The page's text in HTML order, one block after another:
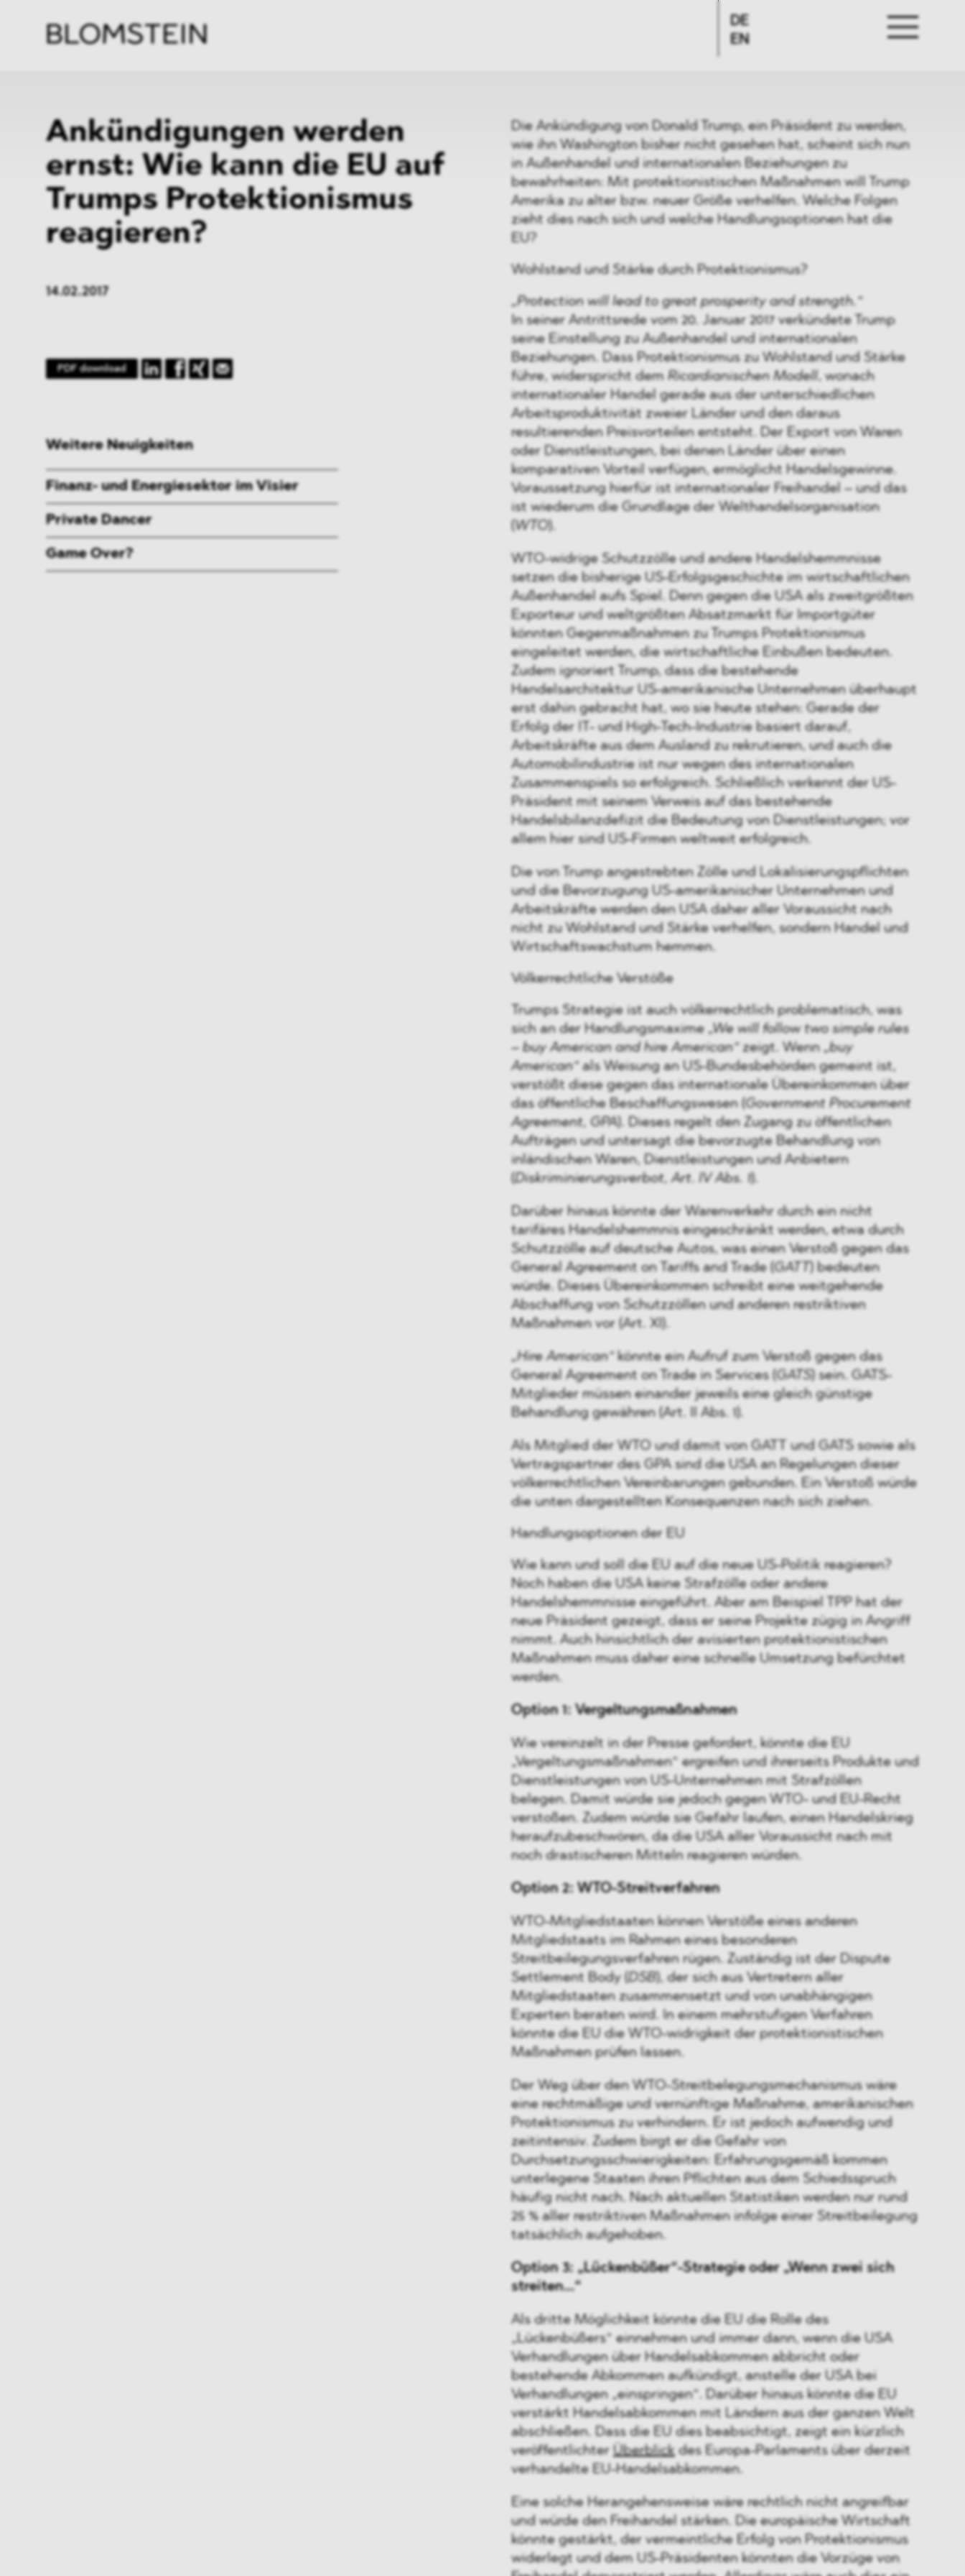
DE
EN
Ankündigungen werden
ernst: Wie kann die EU auf
Trumps Protektionismus
reagieren?
14.02.2017
PDF download
Die Ankündigung von Donald Trump, ein Präsident zu werden,
wie ihn Washington bisher nicht gesehen hat, scheint sich nun
in Außenhandel und internationalen Beziehungen zu
bewahrheiten: Mit protektionistischen Maßnahmen will Trump
Amerika zu alter bzw. neuer Größe verhelfen. Welche Folgen
zieht dies nach sich und welche Handlungsoptionen hat die
EU?
Wohlstand und Stärke durch Protektionismus?
„Protection will lead to great prosperity and strength.“
In seiner Antrittsrede vom 20. Januar 2017 verkündete Trump
seine Einstellung zu Außenhandel und internationalen
Beziehungen. Dass Protektionismus zu Wohlstand und Stärke
führe, widerspricht dem Ricardianischen Modell, wonach
internationaler Handel gerade aus der unterschiedlichen
Arbeitsproduktivität zweier Länder und den daraus
resultierenden Preisvorteilen entsteht. Der Export von Waren
oder Dienstleistungen, bei denen Länder über einen
komparativen Vorteil verfügen, ermöglicht Handelsgewinne.
Voraussetzung hierfür ist internationaler Freihandel – und das
ist wiederum die Grundlage der Welthandelsorganisation
WTO).
WTO-widrige Schutzzölle und andere Handelshemmnisse
setzen die bisherige US-Erfolgsgeschichte im wirtschaftlichen
Außenhandel aufs Spiel. Denn gegen die USA als zweitgrößten
Exporteur und weltgrößten Absatzmarkt für Importgüter
könnten Gegenmaßnahmen zu Trumps Protektionismus
eingeleitet werden, die wirtschaftliche Einbußen bedeuten.
Zudem ignoriert Trump, dass die bestehende
Handelsarchitektur US-amerikanische Unternehmen überhaupt
erst dahin gebracht hat, wo sie heute stehen: Gerade der
Erfolg der IT- und High-Tech-Industrie basiert darauf,
Arbeitskräfte aus dem Ausland zu rekrutieren, und auch die
Automobilindustrie ist nur wegen des internationalen
Zusammenspiels so erfolgreich. Schließlich verkennt der US-
Präsident mit seinem Verweis auf das bestehende
Handelsbilanzdefizit die Bedeutung von Dienstleistungen; vor
allem hier sind US-Firmen weltweit erfolgreich.
Die von Trump angestrebten Zölle und Lokalisierungspflichten
und die Bevorzugung US-amerikanischer Unternehmen und
Arbeitskräfte werden den USA daher aller Voraussicht nach
nicht zu Wohlstand und Stärke verhelfen, sondern Handel und
Wirtschaftswachstum hemmen.
Völkerrechtliche Verstöße
Trumps Strategie ist auch völkerrechtlich problematisch, was
sich an der Handlungsmaxime „We will follow two simple rules
– buy American and hire American“zeigt. Wenn „buy
American“als Weisung an US-Bundesbehörden gemeint ist,
verstößt diese gegen das internationale Übereinkommen über
das öffentliche Beschaffungswesen ( Government Procurement
Agreement, GPA). Dieses regelt den Zugang zu öffentlichen
Aufträgen und untersagt die bevorzugte Behandlung von
inländischen Waren, Dienstleistungen und Anbietern
Diskriminierungsverbot, Art. IV Abs. 1).
Darüber hinaus könnte der Warenverkehr durch ein nicht
tarifäres Handelshemmnis eingeschränkt werden, etwa durch
Schutzzölle auf deutsche Autos, was einen Verstoß gegen das
General Agreement on Tariffs and Trade ( GATT) bedeuten
würde. Dieses Übereinkommen schreibt eine weitgehende
Abschaffung von Schutzzöllen und anderen restriktiven
Maßnahmen vor (Art. XI).
„Hire American“könnte ein Aufruf zum Verstoß gegen das
General Agreement on Trade in Services ( GATS) sein. GATS-
Mitglieder müssen einander jeweils eine gleich günstige
Behandlung gewähren (Art. II Abs. 1).
Als Mitglied der WTO und damit von GATT und GATS sowie als
Vertragspartner des GPA sind die USA an Regelungen dieser
völkerrechtlichen Vereinbarungen gebunden. Ein Verstoß würde
die unten dargestellten Konsequenzen nach sich ziehen.
Handlungsoptionen der EU
Wie kann und soll die EU auf die neue US-Politik reagieren?
Noch haben die USA keine Strafzölle oder andere
Handelshemmnisse eingeführt. Aber am Beispiel TPP hat der
neue Präsident gezeigt, dass er seine Projekte zügig in Angriff
nimmt. Auch hinsichtlich der avisierten protektionistischen
Maßnahmen muss daher eine schnelle Umsetzung befürchtet
werden.
Option 1: Vergeltungsmaßnahmen
Wie vereinzelt in der Presse gefordert, könnte die EU
„Vergeltungsmaßnahmen“ ergreifen und ihrerseits Produkte und
Dienstleistungen von US-Unternehmen mit Strafzöllen
belegen. Damit würde sie jedoch gegen WTO- und EU-Recht
verstoßen. Zudem würde sie Gefahr laufen, einen Handelskrieg
heraufzubeschwören, da die USA aller Voraussicht nach mit
noch drastischeren Mitteln reagieren würden.
Option 2: WTO-Streitverfahren
WTO-Mitgliedstaaten können Verstöße eines anderen
Mitgliedstaats im Rahmen eines besonderen
Streitbeilegungsverfahren rügen. Zuständig ist der Dispute
Settlement Body (
DSB), der sich aus Vertretern aller
Mitgliedstaaten zusammensetzt und von unabhängigen
Experten beraten wird. In einem mehrstufigen Verfahren
könnte die EU die WTO-widrigkeit der protektionistischen
Maßnahmen prüfen lassen.
Der Weg über den WTO-Streitbelegungsmechanismus wäre
eine rechtmäßige und vernünftige Maßnahme, amerikanischen
Protektionismus zu verhindern. Er ist jedoch aufwendig und
zeitintensiv. Zudem birgt er die Gefahr von
Durchsetzungsschwierigkeiten: Erfahrungsgemäß kommen
unterlegene Staaten ihren Pflichten aus dem Schiedsspruch
häufig nicht nach. Nach aktuellen Statistiken werden nur rund
25 % aller restriktiven Maßnahmen infolge einer Streitbeilegung
tatsächlich aufgehoben.
Option 3: „Lückenbüßer“-Strategie oder „Wenn zwei sich
streiten…“
Als dritte Möglichkeit könnte die EU die Rolle des
„Lückenbüßers“ einnehmen und immer dann, wenn die USA
Verhandlungen über Handelsabkommen abbricht oder
bestehende Abkommen aufkündigt, anstelle der USA bei
Verhandlungen „einspringen“. Darüber hinaus könnte die EU
verstärkt Handelsabkommen mit Ländern aus der ganzen Welt
abschließen. Dass die EU dies beabsichtigt, zeigt ein kürzlich
veröffentlichter Überblickdes Europa-Parlaments über derzeit
verhandelte EU-Handelsabkommen.
Eine solche Herangehensweise wäre rechtlich nicht angreifbar
und würde den Freihandel stärken. Die europäische Wirtschaft
könnte gestärkt, der vermeintliche Erfolg von Protektionismus
widerlegt und dem US-Präsidenten könnten die Vorzüge von
Weitere Neuigkeiten
Finanz- und Energiesektor im Visier
Private Dancer
Game Over?